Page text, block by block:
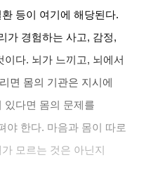
환 등이 여기에 해당된다.
가 경험하는 사고, 감정,
이다. 뇌가 느끼고, 뇌에서
면 몸의 기관은 지시에
있다면 몸의 문제를
야 한다. 마음과 몸이 따로
모르는 것은 아닌지